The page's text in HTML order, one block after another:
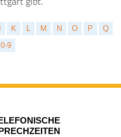
K M N O P
Q
0-9